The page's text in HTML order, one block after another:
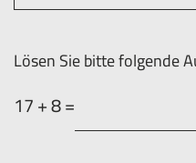
Lösen Sie bitte folgende
17 + 8 =